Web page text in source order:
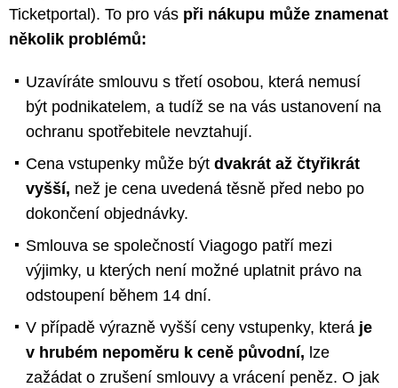
Ticketportal). To pro vás při nákupu může znamenat
několik problémů:
Uzavíráte smlouvu s třetí osobou, která nemusí
být podnikatelem, a tudíž se na vás ustanovení na
ochranu spotřebitele nevztahují.
Cena vstupenky může být dvakrát až čtyřikrát
vyšší, než je cena uvedená těsně před nebo po
dokončení objednávky.
Smlouva se společností Viagogo patří mezi
výjimky, u kterých není možné uplatnit právo na
odstoupení během 14 dní.
V případě výrazně vyšší ceny vstupenky, která je
v hrubém nepoměru k ceně původní, lze
zažádat o zrušení smlouvy a vrácení peněz. O jak